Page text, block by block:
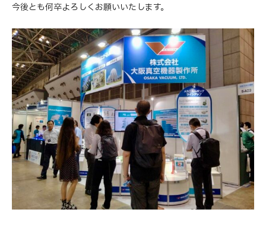
今後とも何卒よろしくお願いいたします。